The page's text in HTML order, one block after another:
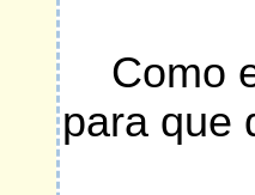
Como
para que